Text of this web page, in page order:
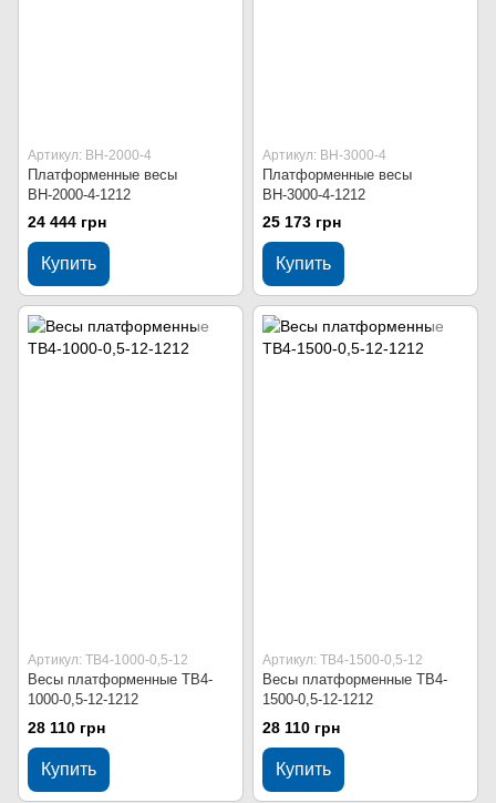
Артикул: ВН-2000-4
Платформенные весы
ВН-2000-4-1212
24 444 грн
Купить
Артикул: ВН-3000-4
Платформенные весы
ВН-3000-4-1212
25 173 грн
Купить
Артикул: ТВ4-1000-0,5-12
Весы платформенные ТВ4-
1000-0,5-12-1212
28 110 грн
Купить
Артикул: ТВ4-1500-0,5-12
Весы платформенные ТВ4-
1500-0,5-12-1212
28 110 грн
Купить